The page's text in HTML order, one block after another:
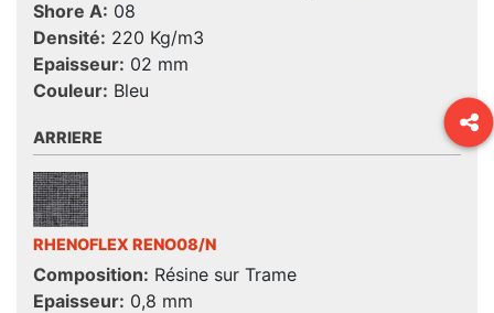
Shore A: 08
Densité: 220 Kg/m3
Epaisseur: 02 mm
Couleur: Bleu
ARRIERE
RHENOFLEX RENO08/N
Composition: Résine sur Trame
Epaisseur: 0,8 mm